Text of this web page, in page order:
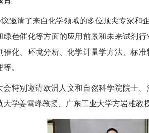
议邀请了来自化学领域的多位顶尖专家和
绿色催化等方面的应用前景和未来试剂
催化、环境分析、化学计量学方法、标
。
会特别邀请欧洲人文和自然科学院院士
大学姜雪峰教授、广东工业大学方岩雄教